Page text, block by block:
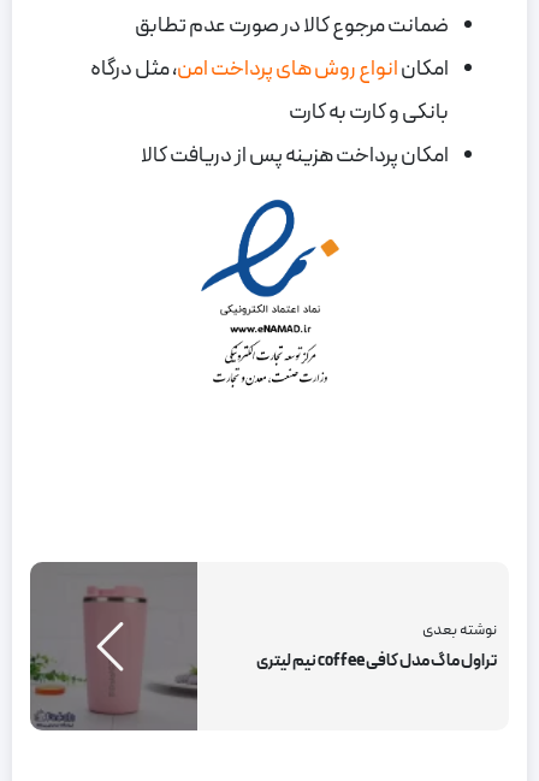
ضمانت مرجوع کالا در صورت عدم تطابق
امکانانواع روش های پرداخت امن، مثل درگاه
بانکی و کارت به کارت
امکان پرداخت هزینه پس از دریافت کالا
نوشته بعدی
تراول ماگ مدل کافی coffee نیم لیتری